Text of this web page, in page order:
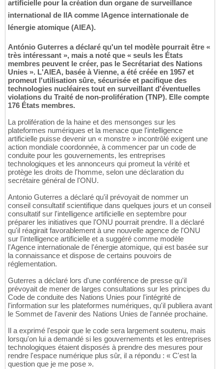
artificielle pour la création dun organe de surveillance
international de lIA comme lAgence internationale de
lénergie atomique (AIEA).
António Guterres a déclaré qu'un tel modèle pourrait être «
très intéressant », mais a noté que « seuls les États
membres peuvent le créer, pas le Secrétariat des Nations
Unies ». L'AIEA, basée à Vienne, a été créée en 1957 et
promeut l'utilisation sûre, sécurisée et pacifique des
technologies nucléaires tout en surveillant d'éventuelles
violations du Traité de non-prolifération (TNP). Elle compte
176 États membres.
La prolifération de la haine et des mensonges sur les
plateformes numériques et la menace que l'intelligence
artificielle puisse devenir un « monstre » incontrôlé exigent une
action mondiale coordonnée, à commencer par un code de
conduite pour les gouvernements, les entreprises
technologiques et les annonceurs qui promeut la vérité et
protège les droits de l'homme, selon une déclaration du
secrétaire général de l'ONU.
Antonio Guterres a déclaré qu'il prévoyait de nommer un
conseil consultatif scientifique dans quelques jours et un conseil
consultatif sur l'intelligence artificielle en septembre pour
préparer les initiatives que l'ONU pourrait prendre. Il a déclaré
qu'il réagirait favorablement à une nouvelle agence de l'ONU
sur l'intelligence artificielle et a suggéré comme modèle
l'Agence internationale de l'énergie atomique, qui est basée sur
la connaissance et dispose de certains pouvoirs de
réglementation.
Guterres a déclaré lors d'une conférence de presse qu'il
prévoyait de mener de larges consultations sur les principes du
Code de conduite des Nations Unies pour l'intégrité de
l'information sur les plateformes numériques, qu'il publiera avant
le Sommet de l'avenir des Nations Unies de l'année prochaine.
Il a exprimé l'espoir que le code sera largement soutenu, mais
lorsqu'on lui a demandé si les gouvernements et les entreprises
technologiques étaient disposés à prendre des mesures pour
rendre l'espace numérique plus sûr, il a répondu : « C'est la
question que je me pose ».